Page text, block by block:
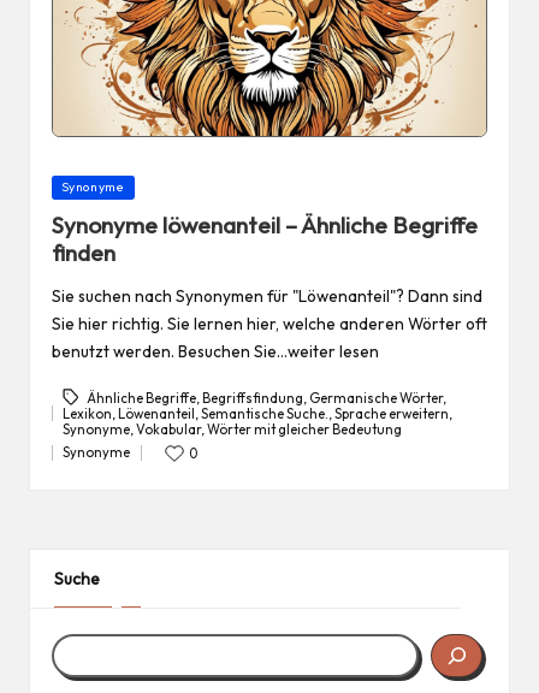
Posted
Synonyme
Synonyme löwenanteil – Ähnliche Begriffe
finden
Sie suchen nach Synonymen für "Löwenanteil"? Dann sind
Sie hier richtig. Sie lernen hier, welche anderen Wörter oft
benutzt werden. Besuchen Sie…weiter lesen
Tags:
Ähnliche Begriffe, Begriffsfindung Germanische Wörter,
Lexikon Löwenanteil Semantische Suche. Sprache erweitern
Synonyme, Vokabular, Wörter mit gleicher Bedeutung
Posted
Synonyme 0
Suche